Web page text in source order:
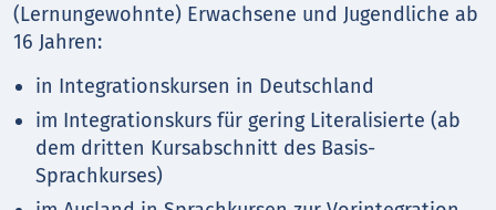
(Lernungewohnte) Erwachsene und Jugendliche ab
16 Jahren:
in Integrationskursen in Deutschland
im Integrationskurs für gering Literalisierte (ab
dem dritten Kursabschnitt des Basis-
Sprachkurses)